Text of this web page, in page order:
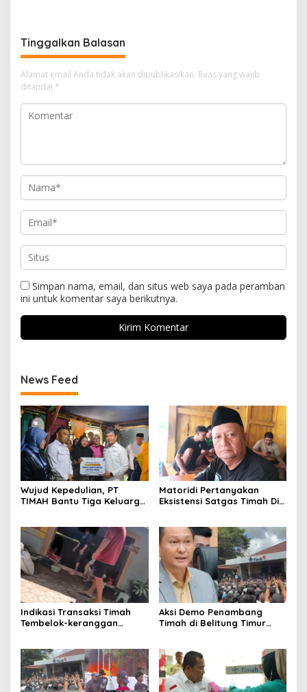
Tinggalkan Balasan
Alamat email Anda tidak akan dipublikasikan. Ruas yang wajib
ditandai *
Simpan nama, email, dan situs web saya pada peramban
ini untuk komentar saya berikutnya.
News Feed
Wujud Kepedulian, PT
TIMAH Bantu Tiga Keluarga
Matoridi Pertanyakan
Eksistensi Satgas Timah Di
Indikasi Transaksi Timah
Tembelok-keranggan
Aksi Demo Penambang
Timah di Belitung Timur
Dorong Perpres Segera
Diterbitkan